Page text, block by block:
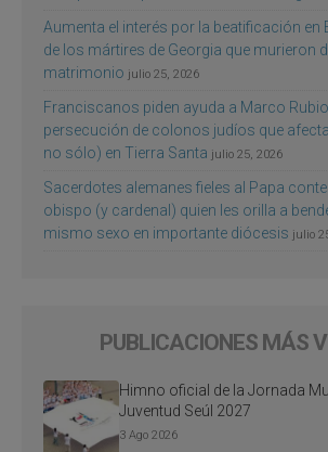
Aumenta el interés por la beatificación en
de los mártires de Georgia que murieron
matrimonio julio 25, 2026
Franciscanos piden ayuda a Marco
persecución de colonos judíos que
no sólo) en Tierra Santa julio 25, 2026
Sacerdotes alemanes fieles al Papa
obispo (y cardenal) quien les orilla a
mismo sexo en importante diócesis julio
PUBLICACIONES MÁS
Himno oficial de la Jornada
Juventud Seúl 2027
3 Ago 2026